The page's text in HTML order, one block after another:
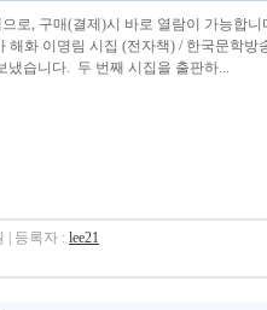
으로, 구매(결제)시 바로 열람이 가능합
해화 이명림 시집 (전자책) / 한국문학
냈습니다. 두 번째 시집을 출판하...
| 등록자 : lee21